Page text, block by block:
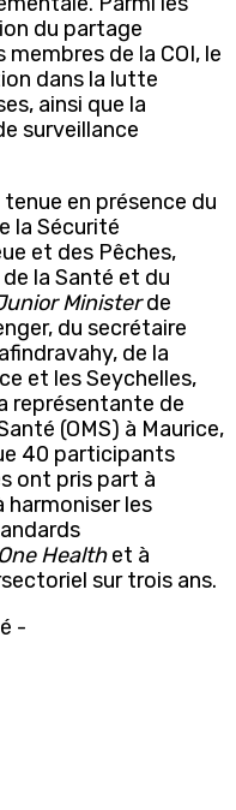
du partage
de la COI, le
dans la lutte
ainsi que la
surveillance
en présence du
la Sécurité
et des Pêches,
la Santé et du
Ministerde
du secrétaire
de la
et les Seychelles,
représentante de
(OMS) à Maurice,
40 participants
ont pris part à
harmoniser les
One Healthet à
sur trois ans.
-